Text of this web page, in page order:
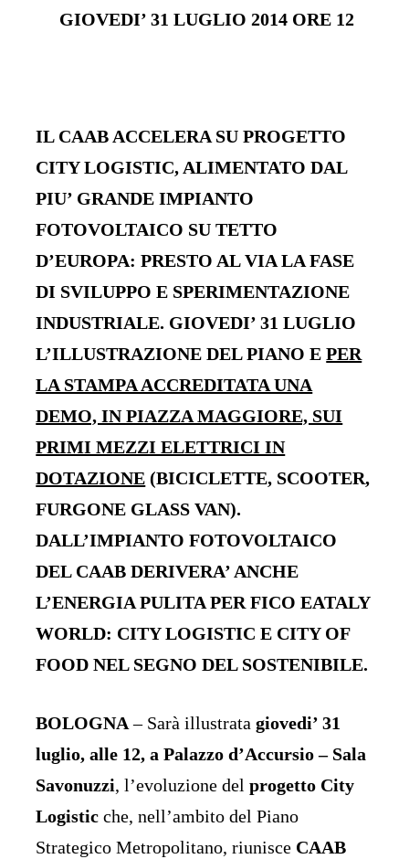
GIOVEDI’ 31 LUGLIO 2014 ORE 12
IL CAAB ACCELERA SU PROGETTO
CITY LOGISTIC, ALIMENTATO DAL
PIU’ GRANDE IMPIANTO
FOTOVOLTAICO SU TETTO
D’EUROPA: PRESTO AL VIA LA FASE
DI SVILUPPO E SPERIMENTAZIONE
INDUSTRIALE. GIOVEDI’ 31 LUGLIO
L’ILLUSTRAZIONE DEL PIANO EPER
LA STAMPA ACCREDITATA UNA
DEMO, IN PIAZZA MAGGIORE, SUI
PRIMI MEZZI ELETTRICI IN
DOTAZIONE (BICICLETTE, SCOOTER,
FURGONE GLASS VAN).
DALL’IMPIANTO FOTOVOLTAICO
DEL CAAB DERIVERA’ ANCHE
L’ENERGIA PULITA PER FICO EATALY
WORLD: CITY LOGISTIC E CITY OF
FOOD NEL SEGNO DEL SOSTENIBILE.
BOLOGNA– Sarà illustrata giovedi’ 31
luglio, alle 12, a Palazzo d’Accursio – Sala
Savonuzzi, l’evoluzione delprogetto City
Logisticche, nell’ambito del Piano
Strategico Metropolitano, riunisce CAAB